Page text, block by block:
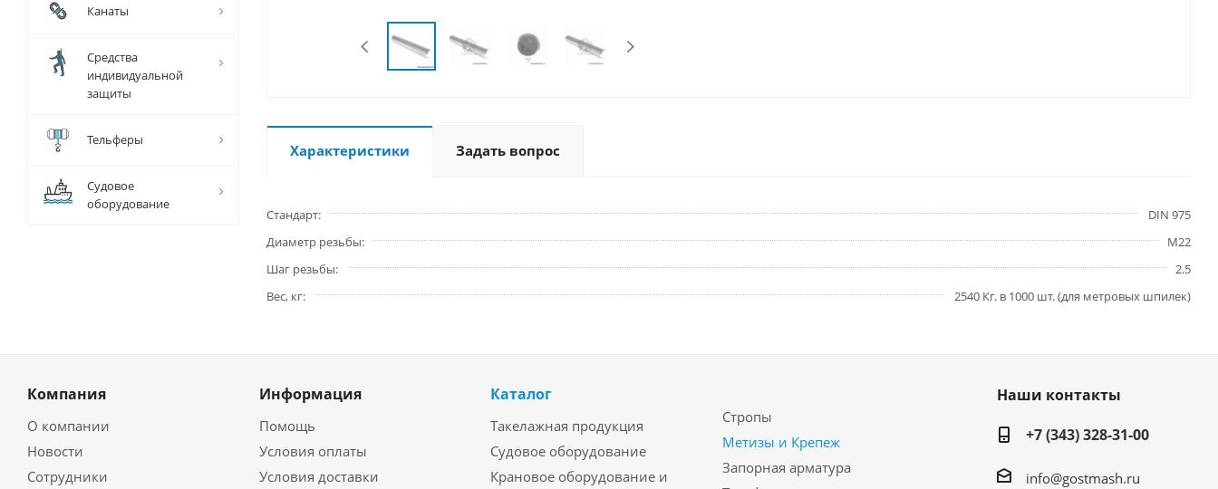
Характеристики Задать вопрос
Стандарт
DIN 975
Диаметр резьбы
М22
Шаг резьбы
2.5
Вес, кг
2540 Кг. в 1000 шт. (для метровых шпилек)
Канаты
Средства
индивидуальной
защиты
Тельферы
Судовое
оборудование
Компания
О компании
Новости
Сотрудники
Информация
Помощь
Условия оплаты
Условия доставки
Каталог
Такелажная продукция
Судовое оборудование
Крановое оборудование и
Стропы
Метизы и Крепеж
Запорная арматура
Наши контакты
+7 (343) 328-31-00
info@gostmash.ru